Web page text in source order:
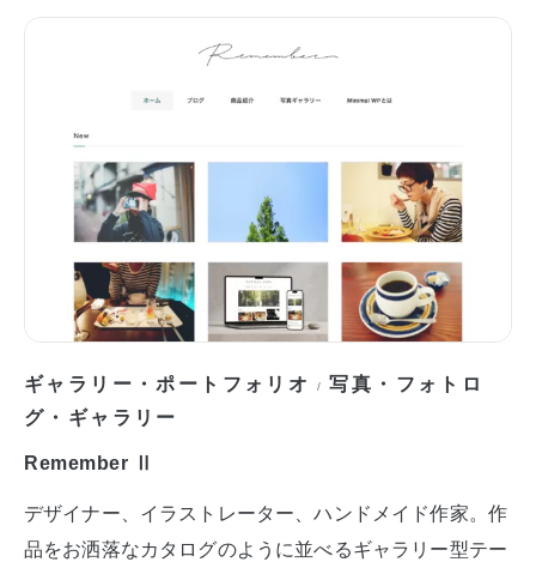
ギャラリー・ポートフォリオ /写真・フォトロ
グ・ギャラリー
Remember Ⅱ
デザイナー、イラストレーター、ハンドメイド作家。作
品をお洒落なカタログのように並べるギャラリー型テー